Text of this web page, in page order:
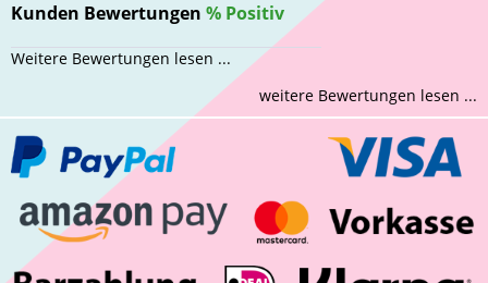
Kunden Bewertungen % Positiv
Weitere Bewertungen lesen ...
weitere Bewertungen lesen ...